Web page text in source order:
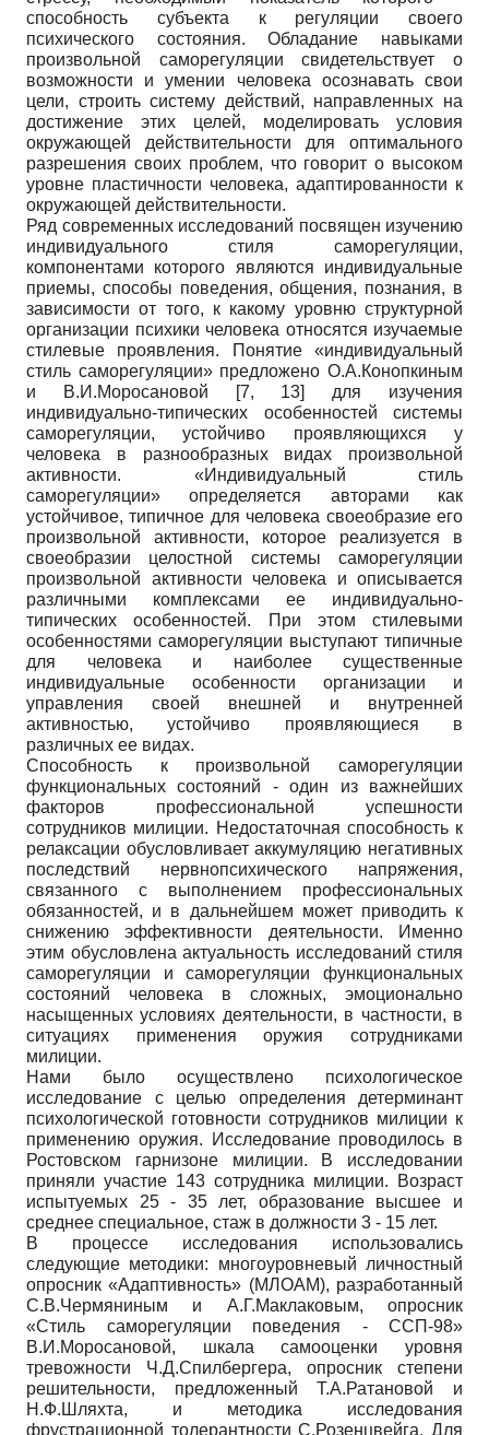
способность субъекта к регуляции своего
психического состояния. Обладание навыками
произвольной саморегуляции свидетельствует о
возможности и умении человека осознавать свои
цели, строить систему действий, направленных на
достижение этих целей, моделировать условия
окружающей действительности для оптимального
разрешения своих проблем, что говорит о высоком
уровне пластичности человека, адаптированности к
окружающей действительности.
Ряд современных исследований посвящен изучению
индивидуального стиля саморегуляции,
компонентами которого являются индивидуальные
приемы, способы поведения, общения, познания, в
зависимости от того, к какому уровню структурной
организации психики человека относятся изучаемые
стилевые проявления. Понятие «индивидуальный
стиль саморегуляции» предложено О.А.Конопкиным
и В.И.Моросановой [7, 13] для изучения
индивидуально-типических особенностей системы
саморегуляции, устойчиво проявляющихся у
человека в разнообразных видах произвольной
активности. «Индивидуальный стиль
саморегуляции» определяется авторами как
устойчивое, типичное для человека своеобразие его
произвольной активности, которое реализуется в
своеобразии целостной системы саморегуляции
произвольной активности человека и описывается
различными комплексами ее индивидуально-
типических особенностей. При этом стилевыми
особенностями саморегуляции выступают типичные
для человека и наиболее существенные
индивидуальные особенности организации и
управления своей внешней и внутренней
активностью, устойчиво проявляющиеся в
различных ее видах.
Способность к произвольной саморегуляции
функциональных состояний - один из важнейших
факторов профессиональной успешности
сотрудников милиции. Недостаточная способность к
релаксации обусловливает аккумуляцию негативных
последствий нервнопсихического напряжения,
связанного с выполнением профессиональных
обязанностей, и в дальнейшем может приводить к
снижению эффективности деятельности. Именно
этим обусловлена актуальность исследований стиля
саморегуляции и саморегуляции функциональных
состояний человека в сложных, эмоционально
насыщенных условиях деятельности, в частности, в
ситуациях применения оружия сотрудниками
милиции.
Нами было осуществлено психологическое
исследование с целью определения детерминант
психологической готовности сотрудников милиции к
применению оружия. Исследование проводилось в
Ростовском гарнизоне милиции. В исследовании
приняли участие 143 сотрудника милиции. Возраст
испытуемых 25 - 35 лет, образование высшее и
среднее специальное, стаж в должности 3 - 15 лет.
В процессе исследования использовались
следующие методики: многоуровневый личностный
опросник «Адаптивность» (МЛОАМ), разработанный
С.В.Чермяниным и А.Г.Маклаковым, опросник
«Стиль саморегуляции поведения - ССП-98»
В.И.Моросановой, шкала самооценки уровня
тревожности Ч.Д.Спилбергера, опросник степени
решительности, предложенный Т.А.Ратановой и
Н.Ф.Шляхта, и методика исследования
фрустрационной толерантности С.Розенцвейга. Для